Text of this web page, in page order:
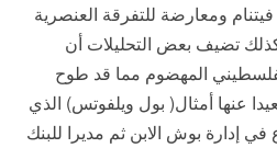
ومعارضة للتفرقة العنصرية
تضيف بعض التحليلات أن
المهضوم مما قد طوح
عنها أمثال( بول ويلفوتس) الذي
إدارة بوش الابن ثم مديرا للبنك